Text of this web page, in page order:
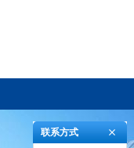
联系方式